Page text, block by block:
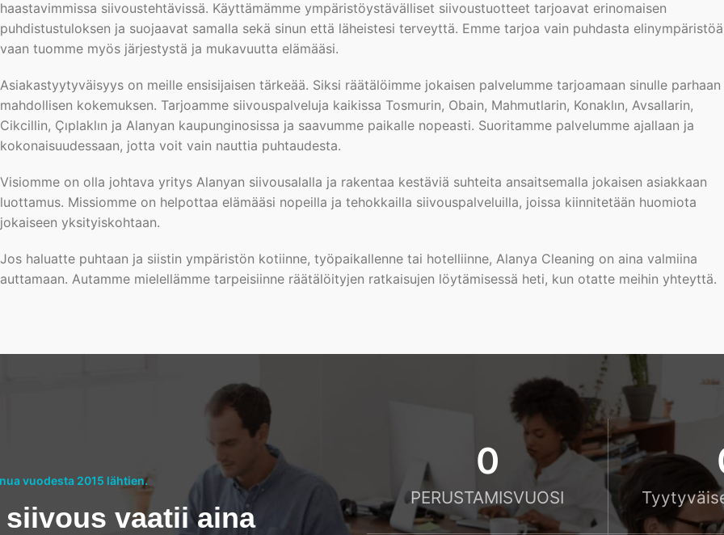
haastavimmissa siivoustehtävissä. Käyttämämme ympäristöystävälliset siivoustuotteet tarjoavat erinomaisen
puhdistustuloksen ja suojaavat samalla sekä sinun että läheistesi terveyttä. Emme tarjoa vain puhdasta
vaan tuomme myös järjestystä ja mukavuutta elämääsi.
Asiakastyytyväisyys on meille ensisijaisen tärkeää. Siksi räätälöimme jokaisen palvelumme tarjoamaan sinulle parhaan
mahdollisen kokemuksen. Tarjoamme siivouspalveluja kaikissa Tosmurin, Obain, Mahmutlarin, Konaklın, Avsallarin,
Cikcillin, Çıplaklın ja Alanyan kaupunginosissa ja saavumme paikalle nopeasti. Suoritamme palvelumme ajallaan ja
kokonaisuudessaan, jotta voit vain nauttia puhtaudesta.
Visiomme on olla johtava yritys Alanyan siivousalalla ja rakentaa kestäviä suhteita ansaitsemalla jokaisen asiakkaan
luottamus. Missiomme on helpottaa elämääsi nopeilla ja tehokkailla siivouspalveluilla, joissa kiinnitetään huomiota
jokaiseen yksityiskohtaan.
Jos haluatte puhtaan ja siistin ympäristön kotiinne, työpaikallenne tai hotelliinne, Alanya Cleaning on aina valmiina
auttamaan. Autamme mielellämme tarpeisiinne räätälöityjen ratkaisujen löytämisessä heti, kun otatte meihin yhteyttä.
vuodesta 2015 lähtien.
vaatii aina
0
PERUSTAMISVUOSI